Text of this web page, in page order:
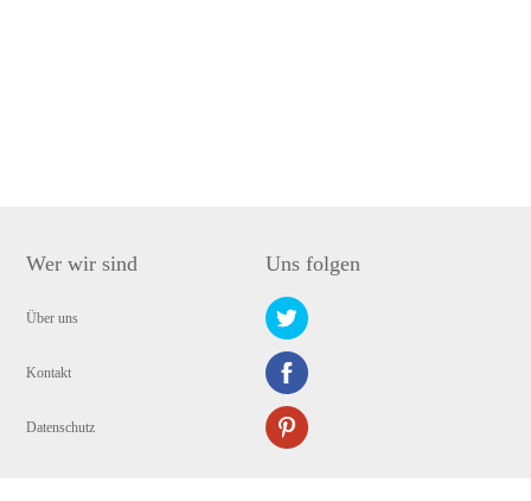
Wer wir sind
Über uns
Kontakt
Datenschutz
Uns folgen